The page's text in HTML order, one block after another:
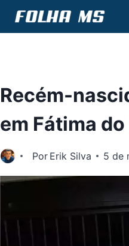
Recém-
em Fátima do
Por Erik Silva 5 de